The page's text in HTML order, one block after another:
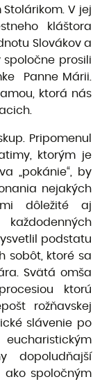
V jej
kláštora
Slovákov a
prosili
Panne Márii.
ktorá nás
Pripomenul
ktorým je
„pokánie“, by
nejakých
dôležité aj
podstatu
sobôt, ktoré sa
Svätá omša
ktorú
rožňavskej
slávenie po
dopoludňajší
ako spoločným